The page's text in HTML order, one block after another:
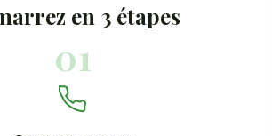
en 3 étapes
01